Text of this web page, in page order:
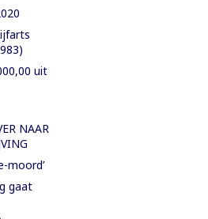
uit
NAAR
moord’
gaat